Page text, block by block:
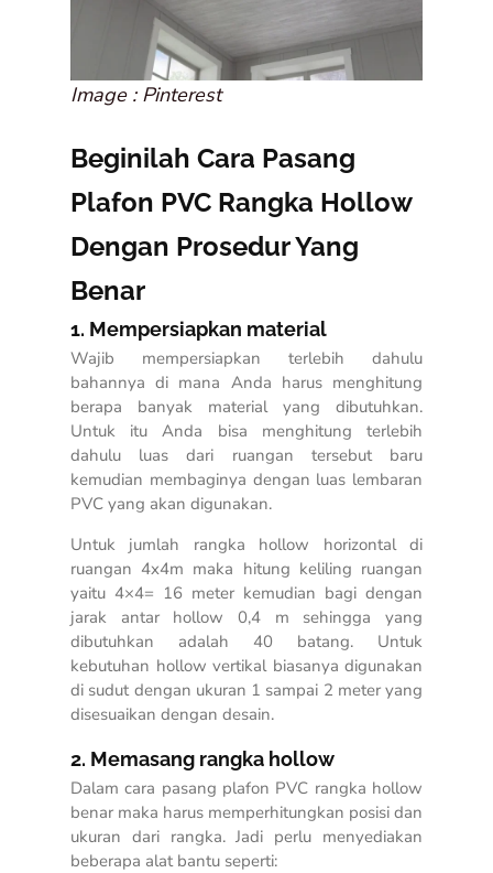
Image : Pinterest
Beginilah Cara Pasang
Plafon PVC Rangka Hollow
Dengan Prosedur Yang
Benar
1. Mempersiapkan material
Wajib mempersiapkan terlebih dahulu
bahannya di mana Anda harus menghitung
berapa banyak material yang dibutuhkan.
Untuk itu Anda bisa menghitung terlebih
dahulu luas dari ruangan tersebut baru
kemudian membaginya dengan luas lembaran
PVC yang akan digunakan.
Untuk jumlah rangka hollow horizontal di
ruangan 4x4m maka hitung keliling ruangan
yaitu 4×4= 16 meter kemudian bagi dengan
jarak antar hollow 0,4 m sehingga yang
dibutuhkan adalah 40 batang. Untuk
kebutuhan hollow vertikal biasanya digunakan
di sudut dengan ukuran 1 sampai 2 meter yang
disesuaikan dengan desain.
2. Memasang rangka hollow
Dalamcara pasang plafon PVC rangka hollow
benar maka harus memperhitungkan posisi dan
ukuran dari rangka. Jadi perlu menyediakan
beberapa alat bantu seperti: